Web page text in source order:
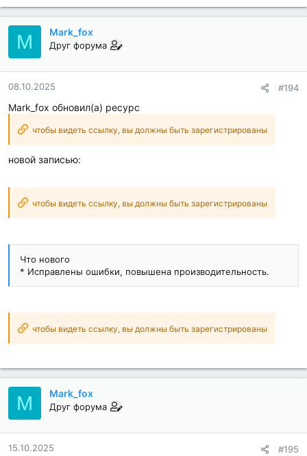
M Mark_fox
Друг форума
08.10.2025 #194
Mark_fox обновил(а) ресурс
чтобы видеть ссылку, вы должны быть зарегистрированы
новой записью:
чтобы видеть ссылку, вы должны быть зарегистрированы
Что нового
* Исправлены ошибки, повышена производительность.
чтобы видеть ссылку, вы должны быть зарегистрированы
M Mark_fox
Друг форума
15.10.2025 #195